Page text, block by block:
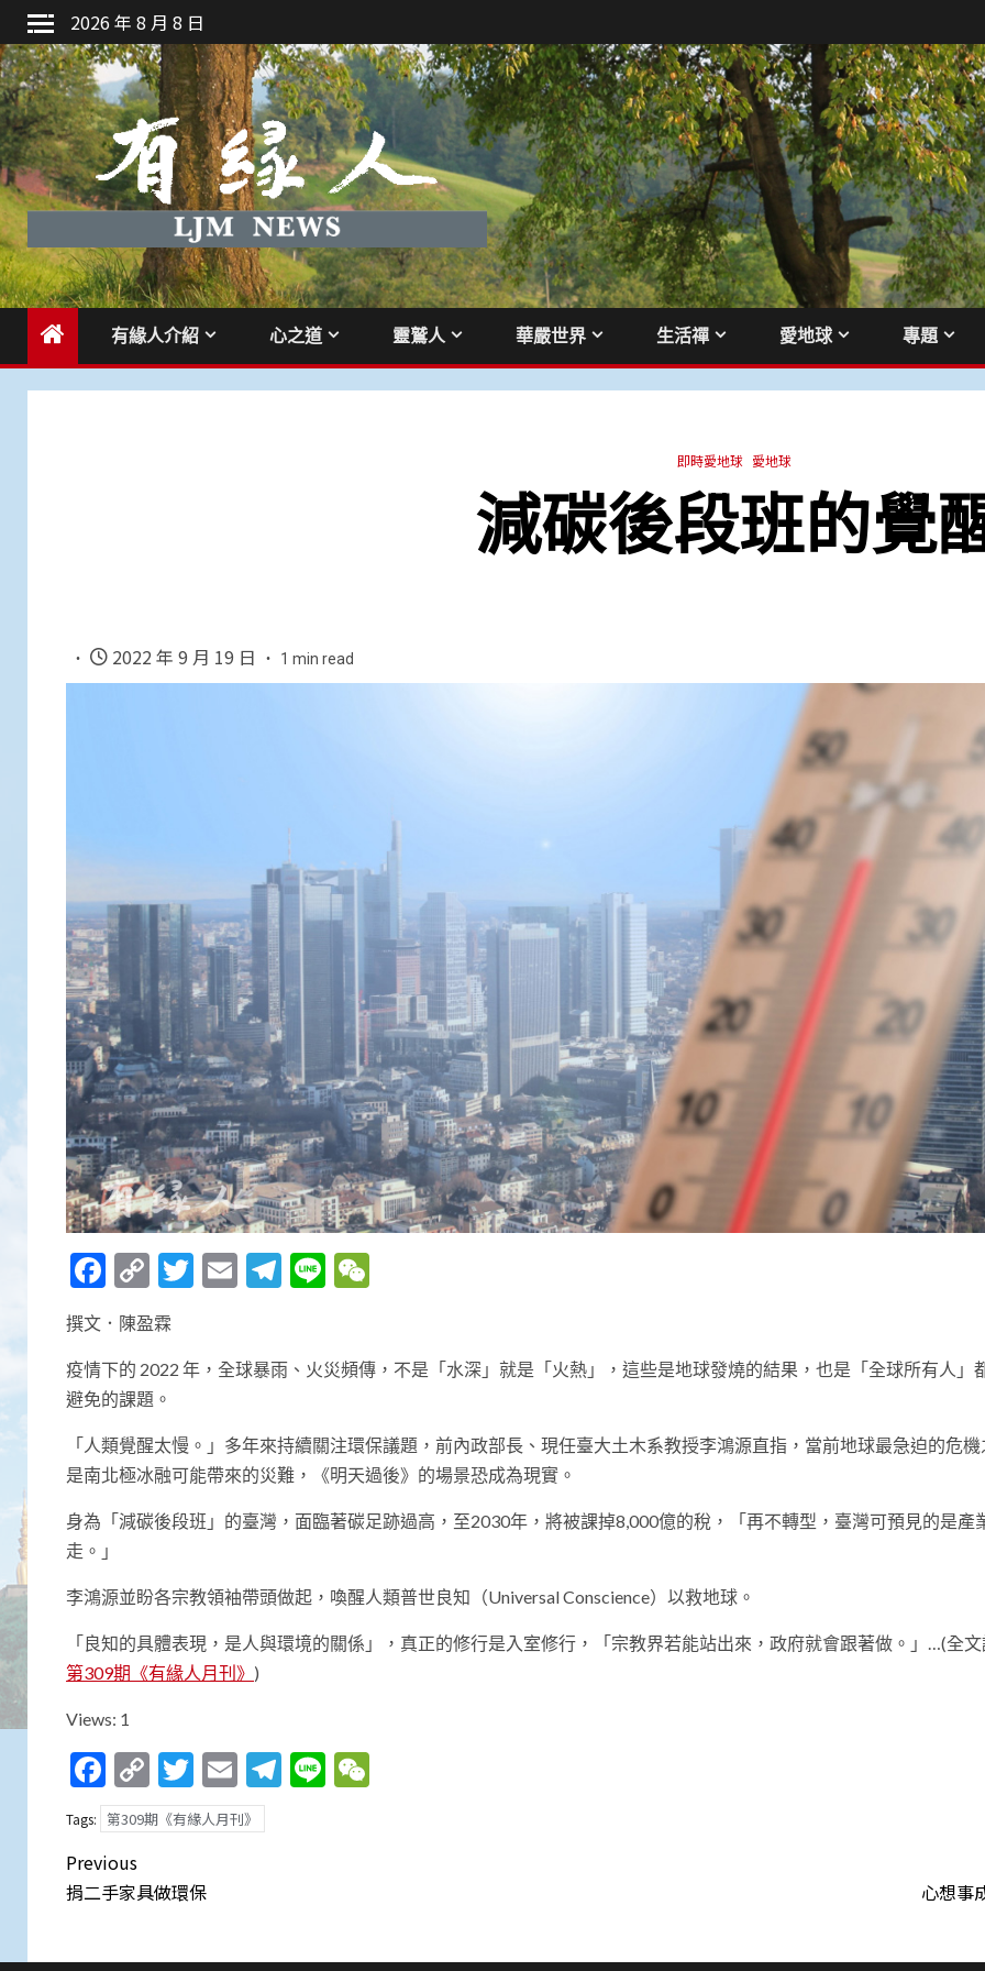
Skip
to
content
2026 年 8 月 8 日
有緣人介紹 心之道 靈鷲人 華嚴世界 生活禪 愛地球 專題
即時愛地球 愛地球
減碳後段班的覺
2022 年 9 月 19 日 1 min read
Facebook
Copy
Link
Twitter
EmailTelegram
Line
撰文．陳盈霖
疫情下的 2022 年，全球暴雨、火災頻傳，不是「水深」就是「火熱」，這些是地球發燒的結果，也是「全球所有人」
避免的課題。
「人類覺醒太慢。」多年來持續關注環保議題，前內政部長、現任臺大土木系教授李鴻源直指，當前地球最急迫的危
是南北極冰融可能帶來的災難，《明天過後》的場景恐成為現實。
身為「減碳後段班」的臺灣，面臨著碳足跡過高，至2030年，將被課掉8,000億的稅，「再不轉型，臺灣可預見的是產
走。」
李鴻源並盼各宗教領袖帶頭做起，喚醒人類普世良知（Universal Conscience）以救地球。
「良知的具體表現，是人與環境的關係」，真正的修行是入室修行，「宗教界若能站出來，政府就會跟著做。」…(全
第309期《有緣人月刊》 )
Views: 1
Facebook
Copy
Link
Twitter
EmailTelegram
Line
Tags: 第309期《有緣人月刊》
Post
navigation
Previous
捐二手家具做環保
心想事